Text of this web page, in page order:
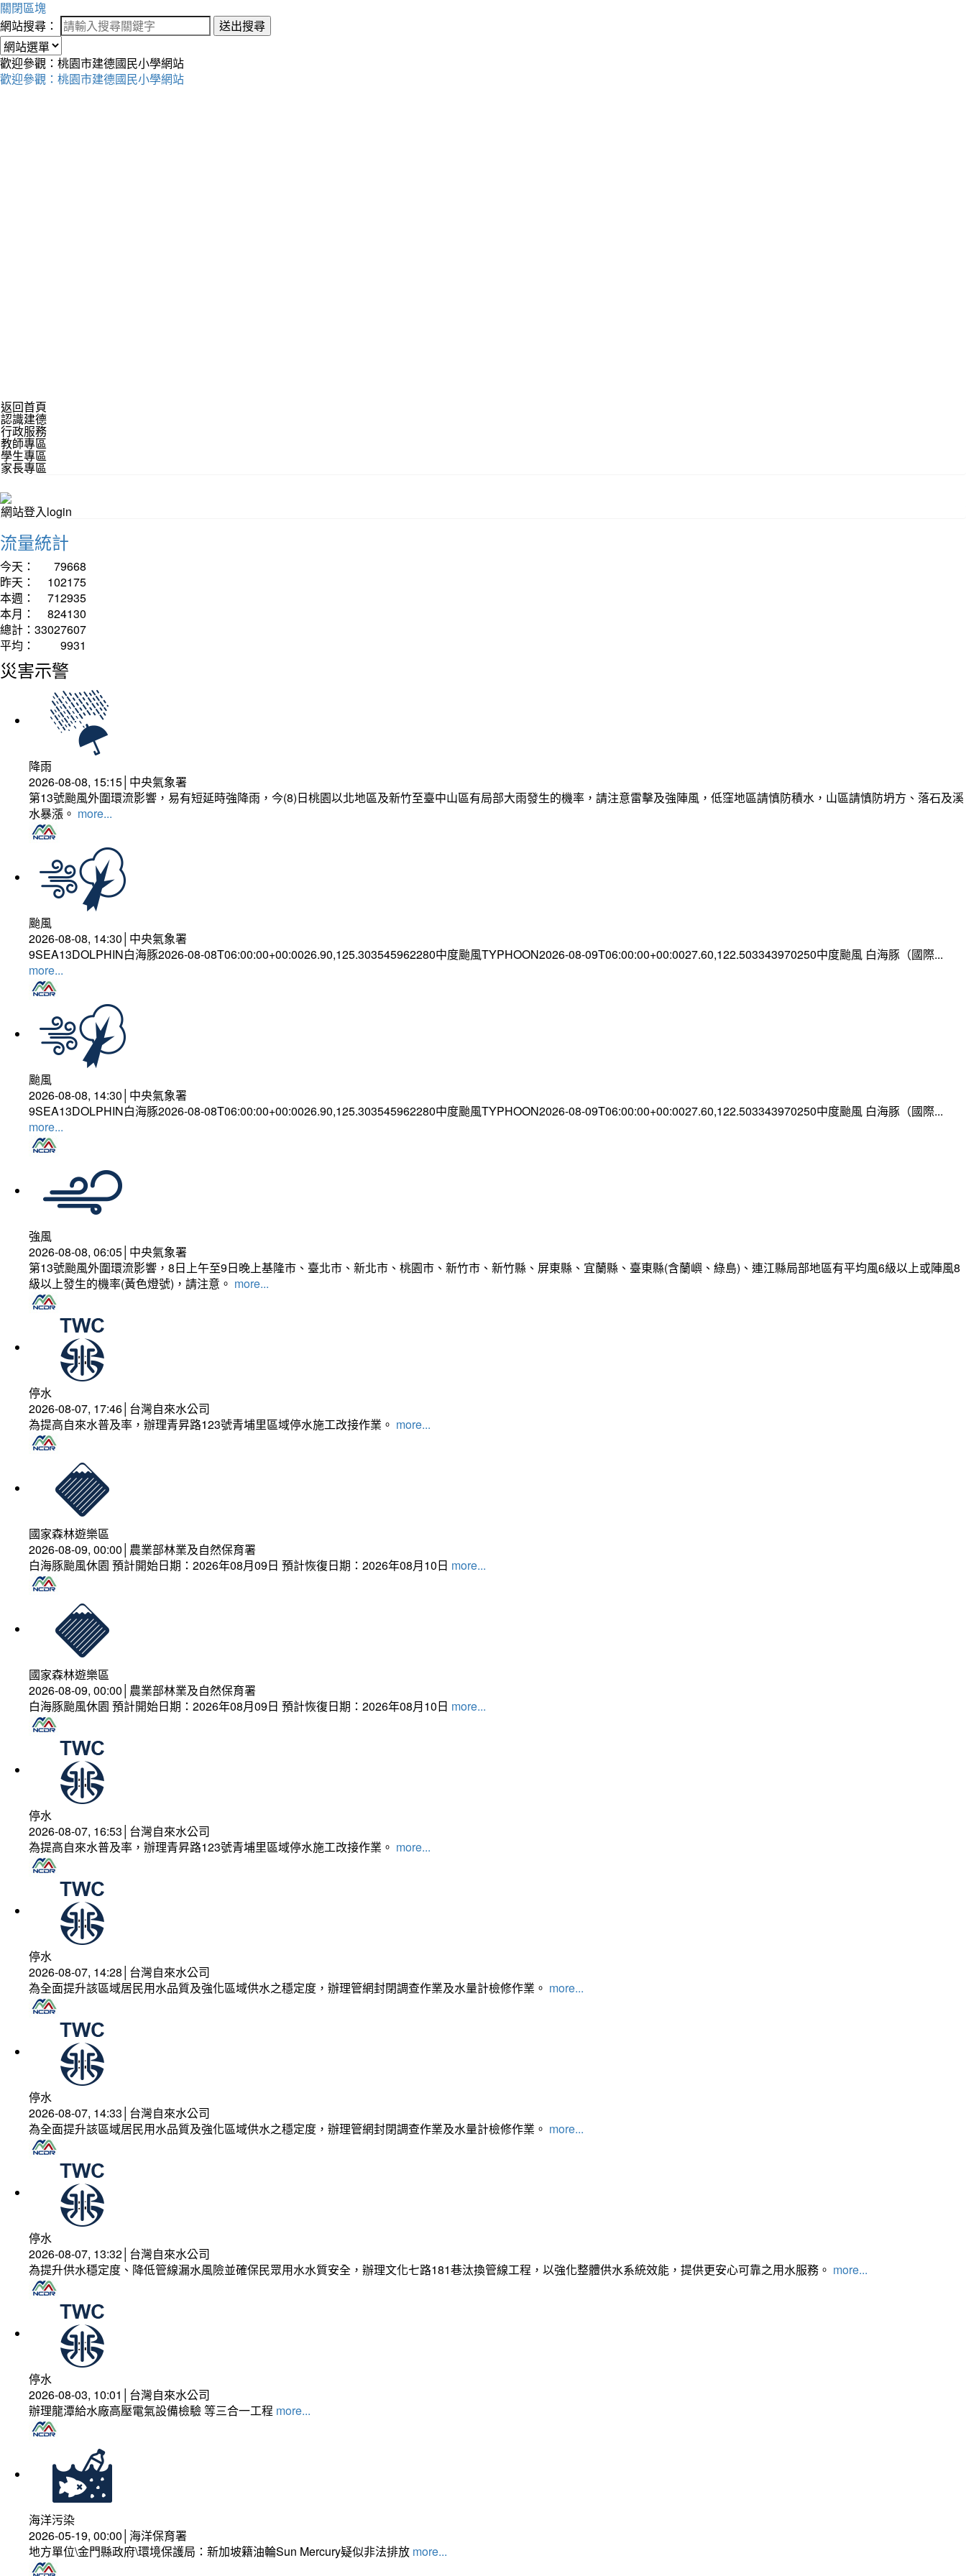
關閉區塊
網站搜尋：
送出搜尋
歡迎參觀：桃園市建德國民小學網站
歡迎參觀：桃園市建德國民小學網站
返回首頁
認識建德
行政服務
教師專區
學生專區
家長專區
網站登入login
流量統計
今天：
79668
昨天：
102175
本週：
712935
本月：
824130
總計： 33027607
平均：
9931
災害示警
降雨
2026-08-08, 15:15│中央氣象署
第13號颱風外圍環流影響，易有短延時強降雨，今(8)日桃園以北地區及新竹至臺中山區有局部大雨發生的機率，請注意雷擊及強陣風，低窪地區請慎防積水，山區請慎防坍方、落石及溪
水暴漲。 more...
颱風
2026-08-08, 14:30│中央氣象署
9SEA13DOLPHIN白海豚2026-08-08T06:00:00+00:0026.90,125.303545962280中度颱風TYPHOON2026-08-09T06:00:00+00:0027.60,122.503343970250中度颱風 白海豚（國際...
more...
颱風
2026-08-08, 14:30│中央氣象署
9SEA13DOLPHIN白海豚2026-08-08T06:00:00+00:0026.90,125.303545962280中度颱風TYPHOON2026-08-09T06:00:00+00:0027.60,122.503343970250中度颱風 白海豚（國際...
more...
強風
2026-08-08, 06:05│中央氣象署
第13號颱風外圍環流影響，8日上午至9日晚上基隆市、臺北市、新北市、桃園市、新竹市、新竹縣、屏東縣、宜蘭縣、臺東縣(含蘭嶼、綠島)、連江縣局部地區有平均風6級以上或陣風8
級以上發生的機率(黃色燈號)，請注意。 more...
停水
2026-08-07, 17:46│台灣自來水公司
為提高自來水普及率，辦理青昇路123號青埔里區域停水施工改接作業。 more...
國家森林遊樂區
2026-08-09, 00:00│農業部林業及自然保育署
白海豚颱風休園 預計開始日期：2026年08月09日 預計恢復日期：2026年08月10日 more...
國家森林遊樂區
2026-08-09, 00:00│農業部林業及自然保育署
白海豚颱風休園 預計開始日期：2026年08月09日 預計恢復日期：2026年08月10日 more...
停水
2026-08-07, 16:53│台灣自來水公司
為提高自來水普及率，辦理青昇路123號青埔里區域停水施工改接作業。 more...
停水
2026-08-07, 14:28│台灣自來水公司
為全面提升該區域居民用水品質及強化區域供水之穩定度，辦理管網封閉調查作業及水量計檢修作業。 more...
停水
2026-08-07, 14:33│台灣自來水公司
為全面提升該區域居民用水品質及強化區域供水之穩定度，辦理管網封閉調查作業及水量計檢修作業。 more...
停水
2026-08-07, 13:32│台灣自來水公司
為提升供水穩定度、降低管線漏水風險並確保民眾用水水質安全，辦理文化七路181巷汰換管線工程，以強化整體供水系統效能，提供更安心可靠之用水服務。 more...
停水
2026-08-03, 10:01│台灣自來水公司
辦理龍潭給水廠高壓電氣設備檢驗 等三合一工程 more...
海洋污染
2026-05-19, 00:00│海洋保育署
地方單位\金門縣政府\環境保護局：新加坡籍油輪Sun Mercury疑似非法排放 more...